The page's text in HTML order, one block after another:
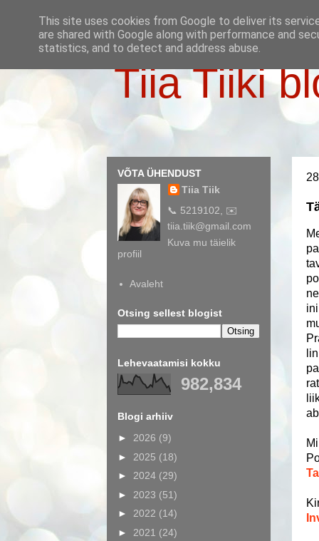
Tiia Tiiki
VÕTA ÜHENDUST
Tiia Tiik
📞 5219102, ✉️
tiia.tiik@gmail.com
Kuva mu täielik
profiil
Avaleht
Otsing sellest blogist
Lehevaatamisi kokku
982,834
Blogi arhiiv
► 2026 (9)
► 2025 (18)
► 2024 (29)
► 2023 (51)
► 2022 (14)
► 2021 (24)
This site uses cookies from Google to deliver its
are shared with Google along with performance and
statistics, and to detect and address abuse.